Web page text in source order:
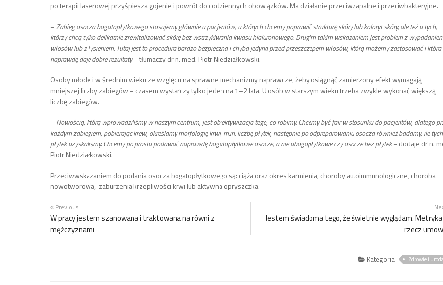
po terapii laserowej przyśpiesza gojenie i powrót do codziennych obowiązków. Ma działanie przeciwzapalne i przeciwbakteryjne.
–Zabieg osocza bogatopłytkowego stosujemy głównie u pacjentów, u których chcemy poprawić strukturę skóry lub koloryt skóry, ale też u tych,
którzy chcą tylko delikatnie zrewitalizować skórę bez wstrzykiwania kwasu hialuronowego. Drugim takim wskazaniem jest problem z
włosów lub z łysieniem. Tutaj jest to procedura bardzo bezpieczna i chyba jedyna przed przeszczepem włosów, którą możemy zastosować i która
naprawdę daje dobre rezultaty– tłumaczy dr n. med. Piotr Niedziałkowski.
Osoby młode i w średnim wieku ze względu na sprawne mechanizmy naprawcze, żeby osiągnąć zamierzony efekt wymagają
mniejszej liczby zabiegów – czasem wystarczy tylko jeden na 1–2 lata. U osób w starszym wieku trzeba zwykle wykonać większą
liczbę zabiegów.
– Nowością, którą wprowadziliśmy w naszym centrum, jest obiektywizacja tego, co robimy. Chcemy być fair w stosunku do pacjentów, dlatego
każdym zabiegiem, pobierając krew, określamy morfologię krwi, m.in. liczbę płytek, następnie po odpreparowaniu osocza również badamy, ile tych
płytek uzyskaliśmy. Chcemy po prostu podawać naprawdę bogatopłytkowe osocze, a nie ubogopłytkowe czy osocze bez płytek– dodaje dr n.
Piotr Niedziałkowski.
Przeciwwskazaniem do podania osocza bogatopłytkowego są: ciąża oraz okres karmienia, choroby autoimmunologiczne, choroba
nowotworowa, zaburzenia krzepliwości krwi lub aktywna opryszczka.
Previous
W pracy jestem szanowana i traktowana na równi z
mężczyznami
Jestem świadoma tego, że świetnie wyglądam.
rzecz
Kategoria Zdrowie i Uroda